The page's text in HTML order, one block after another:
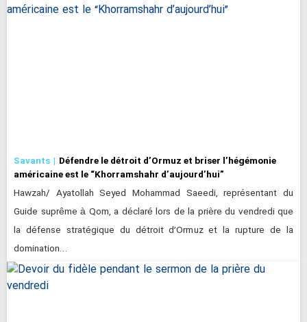
Savants
Défendre le détroit d’Ormuz et briser l’hégémonie
américaine est le “Khorramshahr d’aujourd’hui”
Hawzah/ Ayatollah Seyed Mohammad Saeedi, représentant du
Guide suprême à Qom, a déclaré lors de la prière du vendredi que
la défense stratégique du détroit d’Ormuz et la rupture de la
domination…